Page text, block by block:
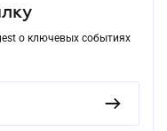
о ключевых событиях